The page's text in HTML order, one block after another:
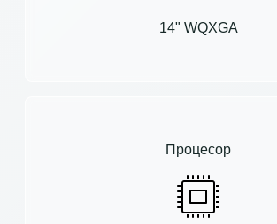
14" WQXGA
Процесор